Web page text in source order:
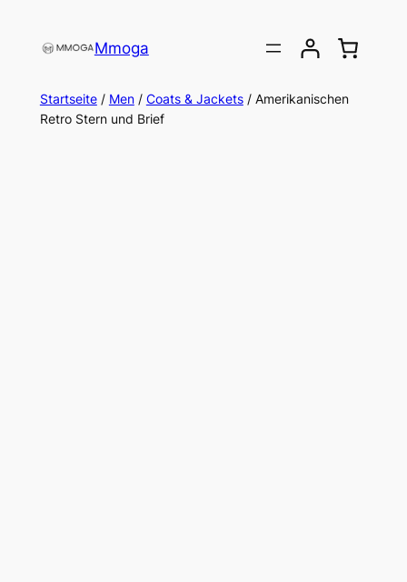
wechseln
Mmoga
Startseite/ Men/ Coats & Jackets/ Amerikanischen
Retro Stern und Brief